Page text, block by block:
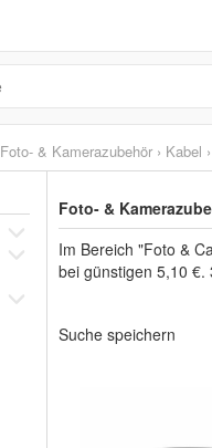
Foto- & Kamerazubehör › Kabel ›
Foto- &
Im Bereich "Foto &
bei günstigen 5,10 €.
Suche speichern